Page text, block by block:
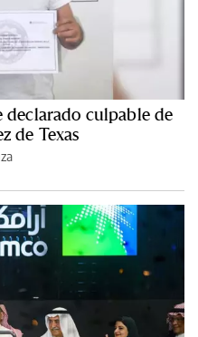
culpable de
de Texas